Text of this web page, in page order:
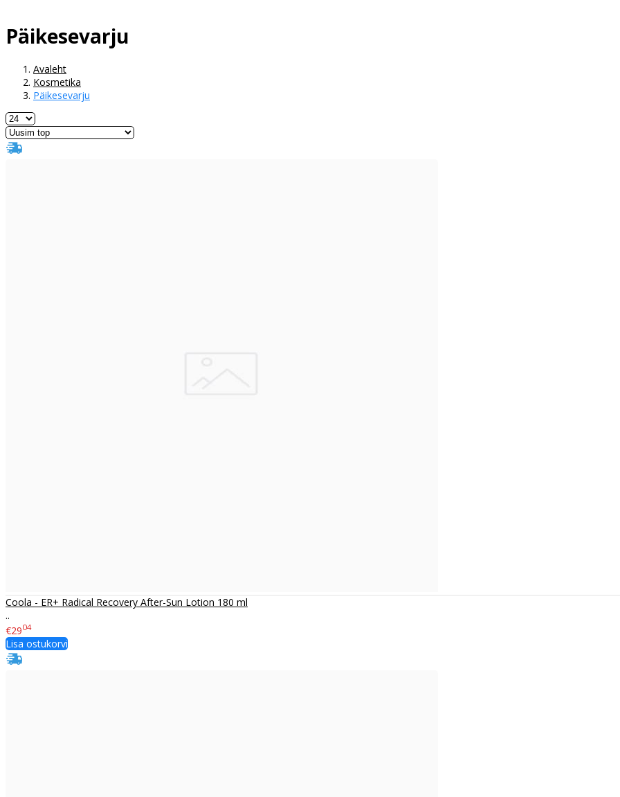
Päikesevarju
Avaleht
Kosmetika
Päikesevarju
​Coola - ER+ Radical Recovery After-Sun Lotion 180 ml
..
€2904
Lisa ostukorvi